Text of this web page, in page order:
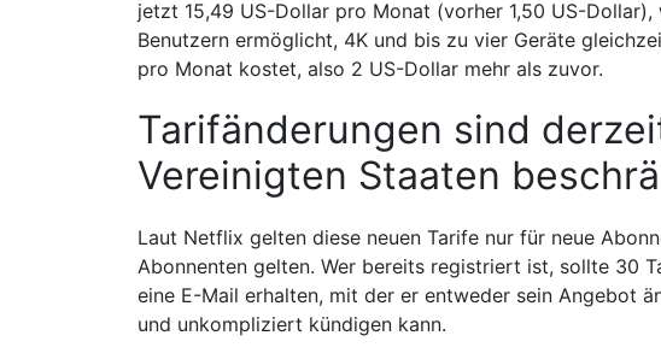
jetzt 15,49 US-Dollar pro Monat (vorher 1,50 US-
Benutzern ermöglicht, 4K und bis zu vier Geräte
pro Monat kostet, also 2 US-Dollar mehr als zuvor.
Tarifänderungen sind
Vereinigten Staaten
Laut Netflix gelten diese neuen Tarife nur für neue
Abonnenten gelten. Wer bereits registriert ist, sollte 30
eine E-Mail erhalten, mit der er entweder sein Angebot
und unkompliziert kündigen kann.